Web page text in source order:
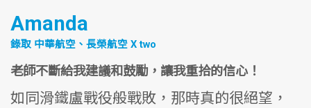
Amanda
錄取 中華航空、長榮航空 X two
老師不斷給我建議和鼓勵，讓我重拾的信心！
如同滑鐵盧戰役般戰敗，那時真的很絕望，